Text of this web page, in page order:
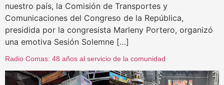
nuestro país, la Comisión de Transportes y
Comunicaciones del Congreso de la República,
presidida por la congresista Marleny Portero, organizó
una emotiva Sesión Solemne […]
Radio Comas: 48 años al servicio de la comunidad